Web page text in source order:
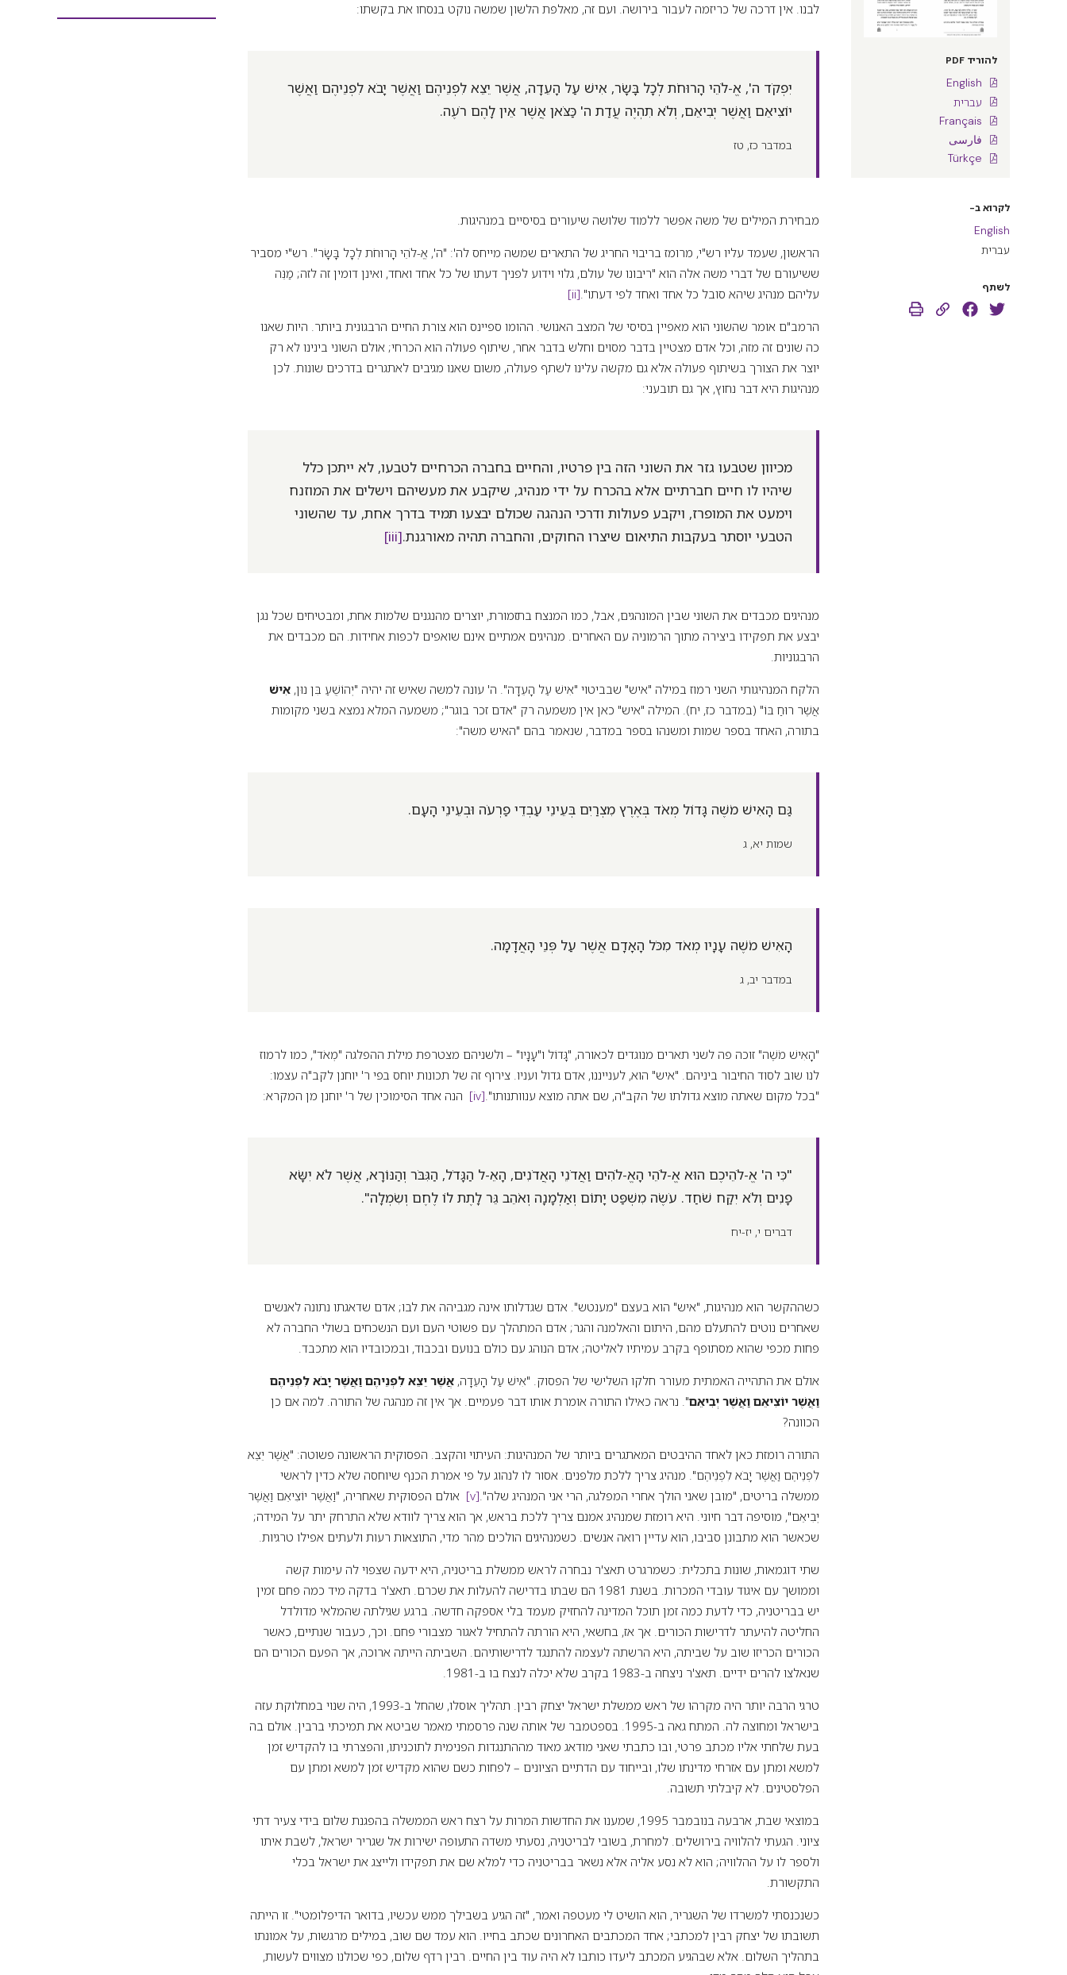
להוריד PDF
English
עברית
Français
فارسی
Türkçe
לקרוא ב-
English
עברית
לשתף
לבנו. אין דרכה של כריזמה לעבור בירושה. ועם זה, מאלפת הלשון שמשה נוקט בנסחו את בקשתו:
יִפְקֹד ה', אֱ-לֹהֵי הָרוּחֹת לְכָל בָּשָׂר, אִישׁ עַל הָעֵדָה, אֲשֶׁר יֵצֵא לִפְנֵיהֶם וַאֲשֶׁר יָבֹא לִפְנֵיהֶם וַאֲשֶׁר
יוֹצִיאֵם וַאֲשֶׁר יְבִיאֵם, וְלֹא תִהְיֶה עֲדַת ה' כַּצֹּאן אֲשֶׁר אֵין לָהֶם רֹעֶה.
במדבר כז, טז
מבחירת המילים של משה אפשר ללמוד שלושה שיעורים בסיסיים במנהיגות.
הראשון, שעמד עליו רש"י, מרומז בריבוי החריג של התארים שמשה מייחס לה': "ה', אֱ-לֹהֵי הָרוּחֹת לְכָל בָּשָׂר". רש"י מסביר
ששיעורם של דברי משה אלה הוא "ריבונו של עולם, גלוי וידוע לפניך דעתו של כל אחד ואחד, ואינן דומין זה לזה; מַנֵּה
עליהם מנהיג שיהא סובל כל אחד ואחד לפי דעתו".[ii]
הרמב"ם אומר שהשוני הוא מאפיין בסיסי של המצב האנושי. ההומו ספיינס הוא צורת החיים הרבגונית ביותר. היות שאנו
כה שונים זה מזה, וכל אדם מצטיין בדבר מסוים וחלש בדבר אחר, שיתוף פעולה הוא הכרחי; אולם השוני בינינו לא רק
יוצר את הצורך בשיתוף פעולה אלא גם מקשה עלינו לשתף פעולה, משום שאנו מגיבים לאתגרים בדרכים שונות. לכן
מנהיגות היא דבר נחוץ, אך גם תובעני:
מכיוון שטבעו גזר את השוני הזה בין פרטיו, והחיים בחברה הכרחיים לטבעו, לא ייתכן כלל
שיהיו לו חיים חברתיים אלא בהכרח על ידי מנהיג, שיקבע את מעשיהם וישלים את המוזנח
וימעט את המופרז, ויקבע פעולות ודרכי הנהגה שכולם יבצעו תמיד בדרך אחת, עד שהשוני
הטבעי יוסתר בעקבות התיאום שיצרו החוקים, והחברה תהיה מאורגנת.[iii]
מנהיגים מכבדים את השוני שבין המונהגים, אבל, כמו המנצח בתזמורת, יוצרים מהנגנים שלמות אחת, ומבטיחים שכל נגן
יבצע את תפקידו ביצירה מתוך הרמוניה עם האחרים. מנהיגים אמתיים אינם שואפים לכפות אחידות. הם מכבדים את
הרבגוניות.
הלקח המנהיגותי השני רמוז במילה "איש" שבביטוי "אִישׁ עַל הָעֵדָה". ה' עונה למשה שאיש זה יהיה "יְהוֹשֻׁעַ בִּן נוּן, אִישׁ
אֲשֶׁר רוּחַ בּוֹ" (במדבר כז, יח). המילה "איש" כאן אין משמעה רק "אדם זכר בוגר"; משמעה המלא נמצא בשני מקומות
בתורה, האחד בספר שמות ומשנהו בספר במדבר, שנאמר בהם "האיש משה":
גַּם הָאִישׁ מֹשֶׁה גָּדוֹל מְאֹד בְּאֶרֶץ מִצְרַיִם בְּעֵינֵי עַבְדֵי פַרְעֹה וּבְעֵינֵי הָעָם.
שמות יא, ג
הָאִישׁ מֹשֶׁה עָנָיו מְאֹד מִכֹּל הָאָדָם אֲשֶׁר עַל פְּנֵי הָאֲדָמָה.
במדבר יב, ג
"הָאִישׁ מֹשֶׁה" זוכה פה לשני תארים מנוגדים לכאורה, "גָּדוֹל ו"עָנָיו" – ולשניהם מצטרפת מילת ההפלגה "מְאֹד", כמו לרמוז
לנו שוב לסוד החיבור ביניהם. "איש" הוא, לענייננו, אדם גדול ועניו. צירוף זה של תכונות יוחס בפי ר' יוחנן לקב"ה עצמו:
"בכל מקום שאתה מוצא גדולתו של הקב"ה, שם אתה מוצא ענוותנותו".[iv] הנה אחד הסימוכין של ר' יוחנן מן המקרא:
"כִּי ה' אֱ-לֹהֵיכֶם הוּא אֱ-לֹהֵי הָאֱ-לֹהִים וַאֲדֹנֵי הָאֲדֹנִים, הָאֵ-ל הַגָּדֹל, הַגִּבֹּר וְהַנּוֹרָא, אֲשֶׁר לֹא יִשָּׂא
פָנִים וְלֹא יִקַּח שֹׁחַד. עֹשֶׂה מִשְׁפַּט יָתוֹם וְאַלְמָנָה וְאֹהֵב גֵּר לָתֶת לוֹ לֶחֶם וְשִׂמְלָה".
דברים י, יז-יח
כשההקשר הוא מנהיגות, "איש" הוא בעצם "מענטש". אדם שגדלותו אינה מגביהה את לבו; אדם שדאגתו נתונה לאנשים
שאחרים נוטים להתעלם מהם, היתום והאלמנה והגר; אדם המתהלך עם פשוטי העם ועם הנשכחים בשולי החברה לא
פחות מכפי שהוא מסתופף בקרב עמיתיו לאליטה; אדם הנוהג עם כולם בנועם ובכבוד, ובמכובדיו הוא מתכבד.
אולם את התהייה האמתית מעורר חלקו השלישי של הפסוק. "אִישׁ עַל הָעֵדָה, אֲשֶׁר יֵצֵא לִפְנֵיהֶם וַאֲשֶׁר יָבֹא לִפְנֵיהֶם
וַאֲשֶׁר יוֹצִיאֵם וַאֲשֶׁר יְבִיאֵם". נראה כאילו התורה אומרת אותו דבר פעמיים. אך אין זה מנהגה של התורה. למה אם כן
הכוונה?
התורה רומזת כאן לאחד ההיבטים המאתגרים ביותר של המנהיגות: העיתוי והקצב. הפסוקית הראשונה פשוטה: "אֲשֶׁר יֵצֵא
לִפְנֵיהֶם וַאֲשֶׁר יָבֹא לִפְנֵיהֶם". מנהיג צריך ללכת מלפנים. אסור לו לנהוג על פי אמרת הכנף שיוחסה שלא כדין לראשי
ממשלה בריטים, "מובן שאני הולך אחרי המפלגה, הרי אני המנהיג שלה".[v]
אולם הפסוקית שאחריה, "וַאֲשֶׁר יוֹצִיאֵם וַאֲשֶׁר
יְבִיאֵם", מוסיפה דבר חיוני. היא רומזת שמנהיג אמנם צריך ללכת בראש, אך הוא צריך לוודא שלא התרחק יתר על המידה;
שכאשר הוא מתבונן סביבו, הוא עדיין רואה אנשים. כשמנהיגים הולכים מהר מדי, התוצאות רעות ולעתים אפילו טרגיות.
שתי דוגמאות, שונות בתכלית: כשמרגרט תאצ'ר נבחרה לראש ממשלת בריטניה, היא ידעה שצפוי לה עימות קשה
וממושך עם איגוד עובדי המכרות. בשנת 1981 הם שבתו בדרישה להעלות את שכרם. תאצ'ר בדקה מיד כמה פחם זמין
יש בבריטניה, כדי לדעת כמה זמן תוכל המדינה להחזיק מעמד בלי אספקה חדשה. ברגע שגילתה שהמלאי מדולדל
החליטה להיעתר לדרישות הכורים. אך אז, בחשאי, היא הורתה להתחיל לאגור מצבורי פחם. וכך, כעבור שנתיים, כאשר
הכורים הכריזו שוב על שביתה, היא הרשתה לעצמה להתנגד לדרישותיהם. השביתה הייתה ארוכה, אך הפעם הכורים הם
שנאלצו להרים ידיים. תאצ'ר ניצחה ב-1983 בקרב שלא יכלה לנצח בו ב-1981.
טרגי הרבה יותר היה מקרהו של ראש ממשלת ישראל יצחק רבין. תהליך אוסלו, שהחל ב-1993, היה שנוי במחלוקת עזה
בישראל ומחוצה לה. המתח גאה ב-1995. בספטמבר של אותה שנה פרסמתי מאמר שביטא את תמיכתי ברבין. אולם בה
בעת שלחתי אליו מכתב פרטי, ובו כתבתי שאני מודאג מאוד מההתנגדות הפנימית לתוכניתו, והפצרתי בו להקדיש זמן
למשא ומתן עם אזרחי מדינתו שלו, ובייחוד עם הדתיים הציונים – לפחות כשם שהוא מקדיש זמן למשא ומתן עם
הפלסטינים. לא קיבלתי תשובה.
במוצאי שבת, ארבעה בנובמבר 1995, שמענו את החדשות המרות על רצח ראש הממשלה בהפגנת שלום בידי צעיר דתי
ציוני. הגעתי להלוויה בירושלים. למחרת, בשובי לבריטניה, נסעתי משדה התעופה ישירות אל שגריר ישראל, לשבת איתו
ולספר לו על ההלוויה; הוא לא נסע אליה אלא נשאר בבריטניה כדי למלא שם את תפקידו ולייצג את ישראל בכלי
התקשורת.
כשנכנסתי למשרדו של השגריר, הוא הושיט לי מעטפה ואמר, "זה הגיע בשבילך ממש עכשיו, בדואר הדיפלומטי". זו הייתה
תשובתו של יצחק רבין למכתבי; אחד המכתבים האחרונים שכתב בחייו. הוא עמד שם שוב, במילים מרגשות, על אמונתו
בתהליך השלום. אלא שבהגיע המכתב ליעדו כותבו לא היה עוד בין החיים. רבין רדף שלום, כפי שכולנו מצווים לעשות,